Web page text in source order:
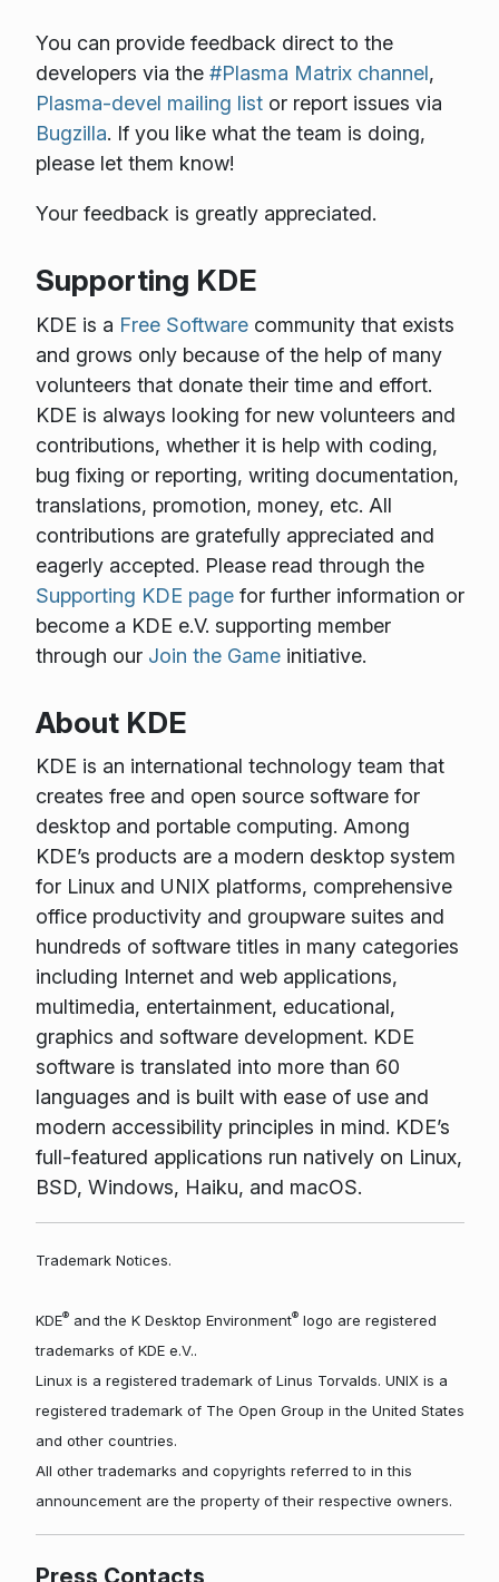
You can provide feedback direct to the
developers via the #Plasma Matrix channel,
Plasma-devel mailing listor report issues via
Bugzilla. If you like what the team is doing,
please let them know!
Your feedback is greatly appreciated.
Supporting KDE
KDE is a Free Softwarecommunity that exists
and grows only because of the help of many
volunteers that donate their time and effort.
KDE is always looking for new volunteers and
contributions, whether it is help with coding,
bug fixing or reporting, writing documentation,
translations, promotion, money, etc. All
contributions are gratefully appreciated and
eagerly accepted. Please read through the
Supporting KDE pagefor further information or
become a KDE e.V. supporting member
through our Join the Gameinitiative.
About KDE
KDE is an international technology team that
creates free and open source software for
desktop and portable computing. Among
KDE’s products are a modern desktop system
for Linux and UNIX platforms, comprehensive
office productivity and groupware suites and
hundreds of software titles in many categories
including Internet and web applications,
multimedia, entertainment, educational,
graphics and software development. KDE
software is translated into more than 60
languages and is built with ease of use and
modern accessibility principles in mind. KDE’s
full-featured applications run natively on Linux,
BSD, Windows, Haiku, and macOS.
Trademark Notices.
KDE®and the K Desktop Environment®logo are registered
trademarks of KDE e.V..
Linux is a registered trademark of Linus Torvalds. UNIX is a
registered trademark of The Open Group in the United States
and other countries.
All other trademarks and copyrights referred to in this
announcement are the property of their respective owners.
Press Contacts